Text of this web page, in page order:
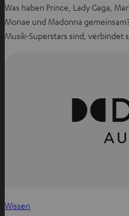
Was haben Prince, Lady Gaga,
Monae und Madonna
Musik-Superstars sind, verbindet
Wissen